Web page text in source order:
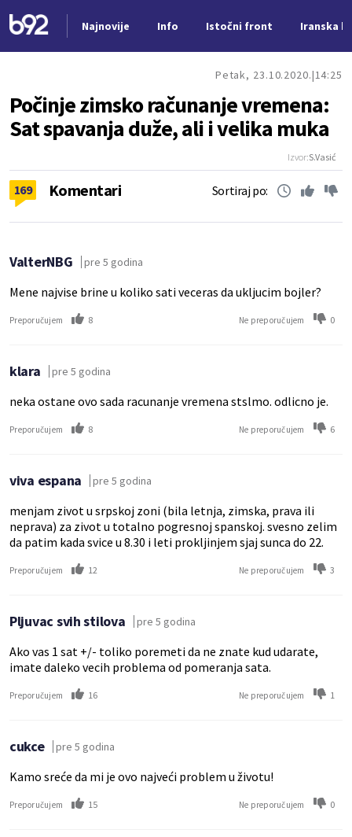
Najnovije Info Istočni front Iranska
Petak, 23.10.2020. 14:25
Počinje zimsko računanje vremena:
Sat spavanja duže, ali i velika muka
Izvor:S.Vasić
169 Komentari Sortiraj po:
ValterNBG pre 5 godina
Mene najvise brine u koliko sati veceras da ukljucim bojler?
Preporučujem 8 Ne preporučujem 0
klara pre 5 godina
neka ostane ovo sada racunanje vremena stslmo. odlicno je.
Preporučujem 8 Ne preporučujem 6
viva espana pre 5 godina
menjam zivot u srpskoj zoni (bila letnja, zimska, prava ili
neprava) za zivot u totalno pogresnoj spanskoj. svesno zelim
da patim kada svice u 8.30 i leti prokljinjem sjaj sunca do 22.
Preporučujem 12 Ne preporučujem 3
Pljuvac svih stilova pre 5 godina
Ako vas 1 sat +/- toliko poremeti da ne znate kud udarate,
imate daleko vecih problema od pomeranja sata.
Preporučujem 16 Ne preporučujem 1
cukce pre 5 godina
Kamo sreće da mi je ovo najveći problem u životu!
Preporučujem 15 Ne preporučujem 0